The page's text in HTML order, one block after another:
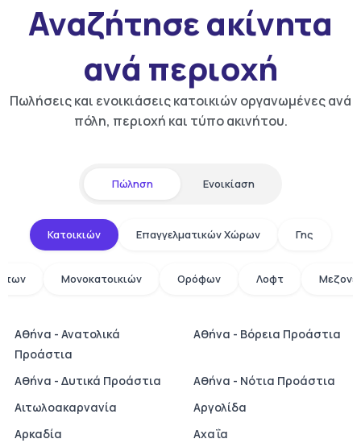
Αναζήτησε ακίνητα
ανά περιοχή
Πωλήσεις και ενοικιάσεις κατοικιών οργανωμένες ανά
πόλη, περιοχή και τύπο ακινήτου.
Πώληση Ενοικίαση
Κατοικιών Επαγγελματικών Χώρων Γης
Μονοκατοικιών Ορόφων Λοφτ
Αθήνα - Ανατολικά
Προάστια
Αθήνα - Βόρεια Προάστια
Αθήνα - Δυτικά Προάστια
Αθήνα - Νότια Προάστια
Αιτωλοακαρνανία
Αργολίδα
Αρκαδία
Αχαΐα